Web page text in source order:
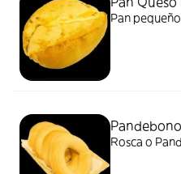
Pan
Pandebono
Rosca o